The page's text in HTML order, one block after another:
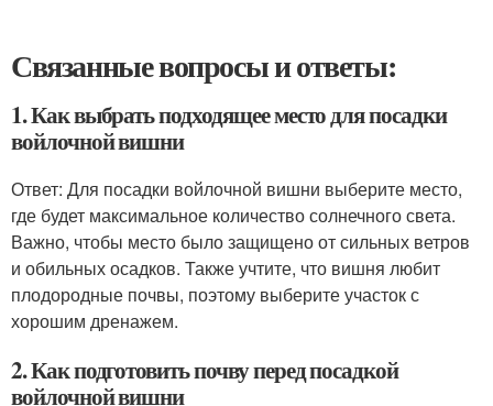
Связанные вопросы и ответы:
1. Как выбрать подходящее место для посадки
войлочной вишни
Ответ: Для посадки войлочной вишни выберите место,
где будет максимальное количество солнечного света.
Важно, чтобы место было защищено от сильных ветров
и обильных осадков. Также учтите, что вишня любит
плодородные почвы, поэтому выберите участок с
хорошим дренажем.
2. Как подготовить почву перед посадкой
войлочной вишни